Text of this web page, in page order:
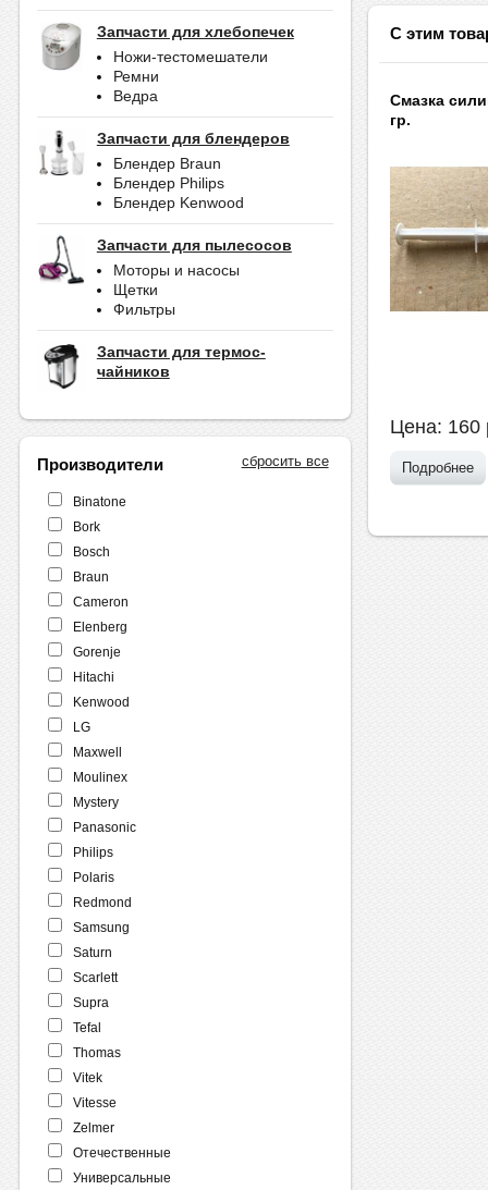
Запчасти для хлебопечек
Ножи-тестомешатели
Ремни
Ведра
Запчасти для блендеров
Блендер Braun
Блендер Philips
Блендер Kenwood
Запчасти для пылесосов
Моторы и насосы
Щетки
Фильтры
Запчасти для термос-
чайников
сбросить все
Производители
Binatone
Bork
Bosch
Braun
Cameron
Elenberg
Gorenje
Hitachi
Kenwood
LG
Maxwell
Moulinex
Mystery
Panasonic
Philips
Polaris
Redmond
Samsung
Saturn
Scarlett
Supra
Tefal
Thomas
Vitek
Vitesse
Zelmer
Отечественные
Универсальные
С этим
Смазка
гр.
Цена: 160
Подробнее